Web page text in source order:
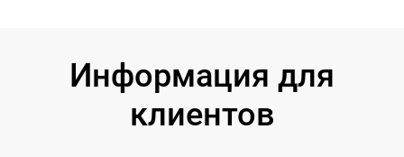
Информация для
клиентов